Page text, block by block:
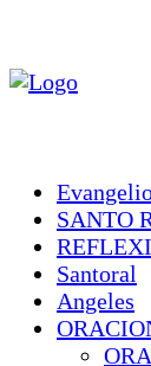
SANTO
Santoral
Angeles